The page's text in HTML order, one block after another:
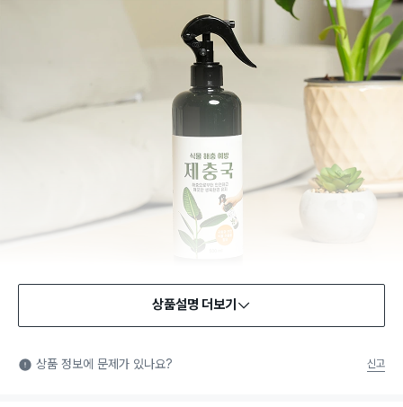
상품설명 더보기
상품 정보에 문제가 있나요? 신고